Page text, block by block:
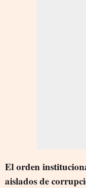
El orden
aislados de